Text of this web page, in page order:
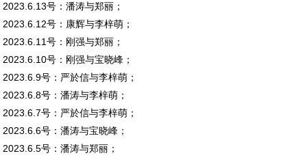
2023.6.13号：潘涛与郑丽；
2023.6.12号：康辉与李梓萌；
2023.6.11号：刚强与郑丽；
2023.6.10号：刚强与宝晓峰；
2023.6.9号：严於信与李梓萌；
2023.6.8号：潘涛与李梓萌；
2023.6.7号：严於信与李梓萌；
2023.6.6号：潘涛与宝晓峰；
2023.6.5号：潘涛与郑丽；